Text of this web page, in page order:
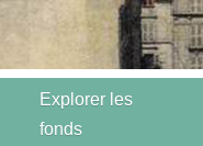
Explorer les
fonds